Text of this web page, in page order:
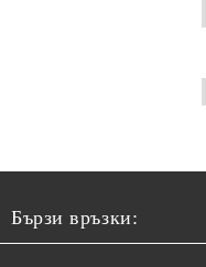
Бързи връзки: